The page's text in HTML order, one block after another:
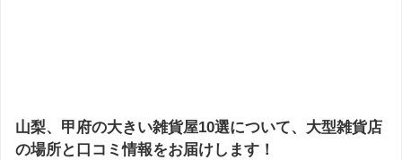
山梨、甲府の大きい雑貨屋10選について、大型雑貨店
の場所と口コミ情報をお届けします！